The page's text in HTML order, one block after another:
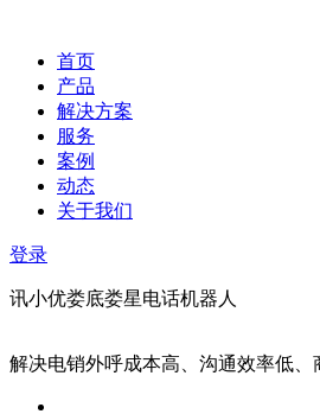
首页
产品
解决方案
服务
案例
动态
关于我们
登录
讯小优娄底娄星电话机器人
解决电销外呼成本高、沟通效率低、